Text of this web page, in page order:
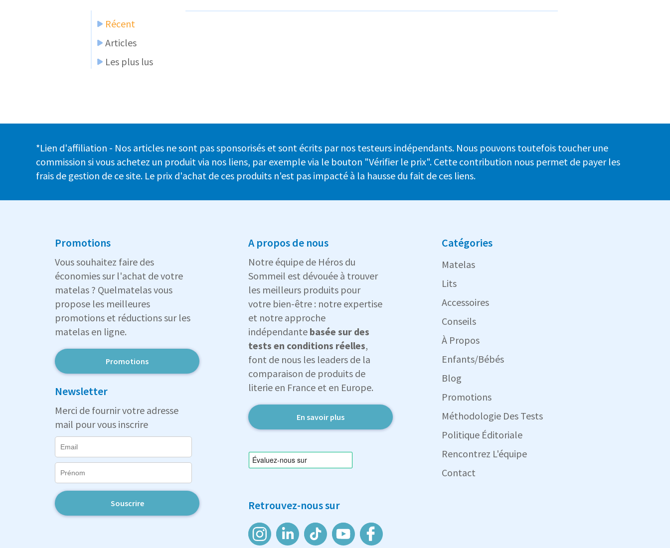
Récent
Articles
Les plus lus
*Lien d'affiliation - Nos articles ne sont pas sponsorisés et sont écrits par nos testeurs indépendants. Nous pouvons toutefois toucher une
commission si vous achetez un produit via nos liens, par exemple via le bouton "Vérifier le prix". Cette contribution nous permet de payer les
frais de gestion de ce site. Le prix d'achat de ces produits n'est pas impacté à la hausse du fait de ces liens.
Promotions
Vous souhaitez faire des
économies sur l'achat de votre
matelas ? Quelmatelas vous
propose les meilleures
promotions et réductions sur les
matelas en ligne.
Promotions
Newsletter
Merci de fournir votre adresse
mail pour vous inscrire
Souscrire
A propos de nous
Notre équipe de Héros du
Sommeil est dévouée à trouver
les meilleurs produits pour
votre bien-être : notre expertise
et notre approche
indépendante basée sur des
tests en conditions réelles,
font de nous les leaders de la
comparaison de produits de
literie en France et en Europe.
En savoir plus
Retrouvez-nous sur
Catégories
Matelas
Lits
Accessoires
Conseils
À Propos
Enfants/Bébés
Blog
Promotions
Méthodologie Des Tests
Politique Éditoriale
Rencontrez L'équipe
Contact